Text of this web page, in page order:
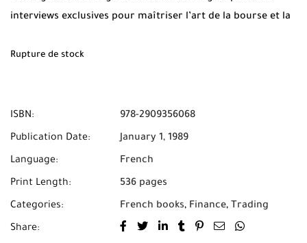
interviews exclusives pour maîtriser l’art de la bourse et la
et du paiement à la livraison partout au Maroc avec
Rupture de stock
ISBN: 978-2909356068
Publication Date: January 1, 1989
Language: French
Print Length: 536 pages
Categories: French books, Finance, Trading
Share: